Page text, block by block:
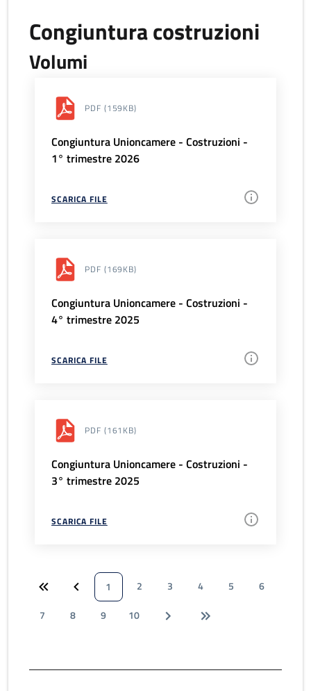
Congiuntura costruzioni
Volumi
PDF (159KB)
Congiuntura Unioncamere - Costruzioni -
1° trimestre 2026
SCARICA FILE
PDF (169KB)
Congiuntura Unioncamere - Costruzioni -
4° trimestre 2025
SCARICA FILE
PDF (161KB)
Congiuntura Unioncamere - Costruzioni -
3° trimestre 2025
SCARICA FILE
1 2 3 4 5
6
7
8 9 10